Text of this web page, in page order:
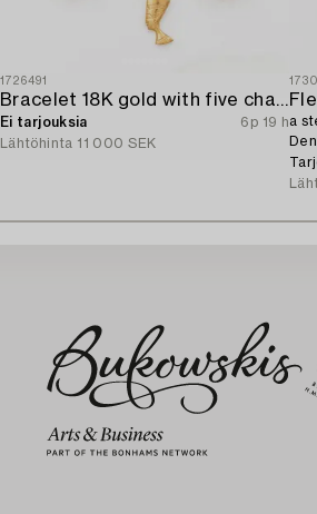
1726491
Bracelet 18K gold with five charms.
Ei tarjouksia
6p 19 h
Lähtöhinta 11 000 SEK
a